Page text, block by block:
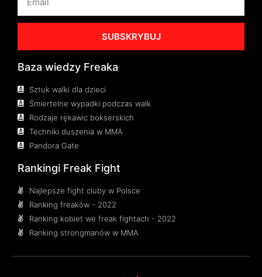
SUBSKRYBUJ
Baza wiedzy Freaka
Sztuk walki dla dzieci
Śmiertelne wypadki podczas walk
Rodzaje rękawic bokserskich
Techniki duszenia w MMA
Pandora Gate
Rankingi Freak Fight
Najlepsze fight cluby w Polsce
Ranking freaków - 2022
Ranking kobiet we freak fightach - 2022
Ranking strongmanów w MMA